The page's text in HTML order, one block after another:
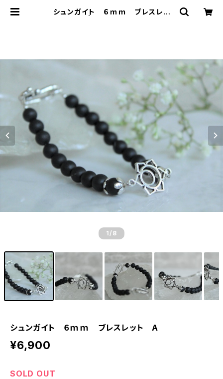
シュンガイト ６ｍｍ ブレスレッ
1 /8
シュンガイト ６ｍｍ ブレスレット A
¥6,900
SOLD OUT